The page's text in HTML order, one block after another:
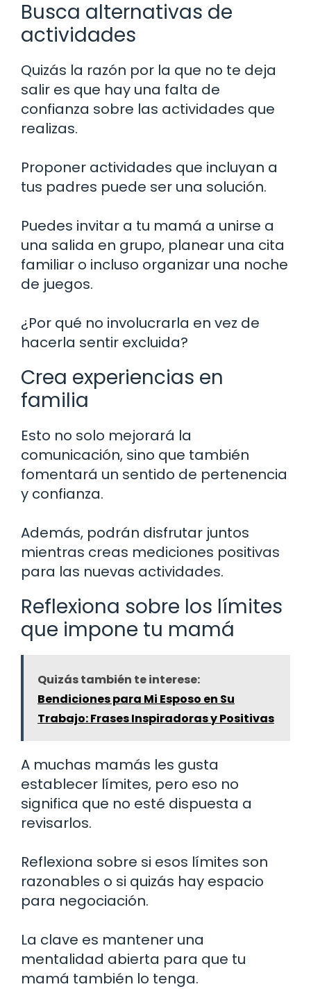
Busca alternativas de
actividades
Quizás la razón por la que no te deja
salir es que hay una falta de
confianza sobre las actividades que
realizas.
Proponer actividades que incluyan a
tus padres puede ser una solución.
Puedes invitar a tu mamá a unirse a
una salida en grupo, planear una cita
familiar o incluso organizar una noche
de juegos.
¿Por qué no involucrarla en vez de
hacerla sentir excluida?
Crea experiencias en
familia
Esto no solo mejorará la
comunicación, sino que también
fomentará un sentido de pertenencia
y confianza.
Además, podrán disfrutar juntos
mientras creas mediciones positivas
para las nuevas actividades.
Reflexiona sobre los límites
que impone tu mamá
Quizás también te interese:
Bendiciones para Mi Esposo en Su
Trabajo: Frases Inspiradoras y Positivas
A muchas mamás les gusta
establecer límites, pero eso no
significa que no esté dispuesta a
revisarlos.
Reflexiona sobre si esos límites son
razonables o si quizás hay espacio
para negociación.
La clave es mantener una
mentalidad abierta para que tu
mamá también lo tenga.